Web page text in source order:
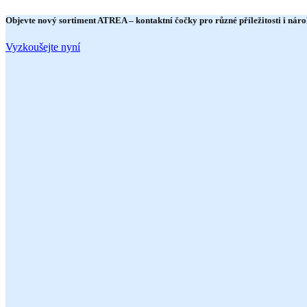
Objevte nový sortimentATREA– kontaktní čočky pro různé příležitosti i
Vyzkoušejte nyní